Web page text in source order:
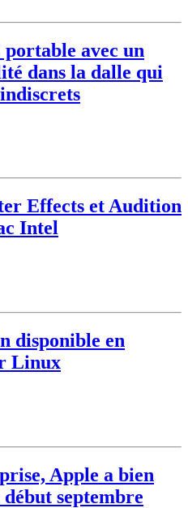
avec un
dans la dalle qui
Effects et Audition
Intel
disponible en
Linux
Apple a bien
septembre